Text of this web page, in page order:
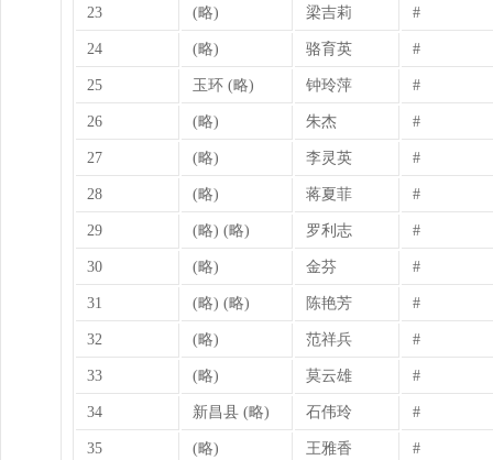
23 (略) 梁吉莉 #
24 (略) 骆育英 #
25 玉环 (略) 钟玲萍 #
26 (略) 朱杰 #
27 (略) 李灵英 #
28 (略) 蒋夏菲 #
29 (略) (略) 罗利志 #
30 (略) 金芬 #
31 (略) (略) 陈艳芳 #
32 (略) 范祥兵 #
33 (略) 莫云雄 #
34 新昌县 (略) 石伟玲 #
35 (略) 王雅香 #